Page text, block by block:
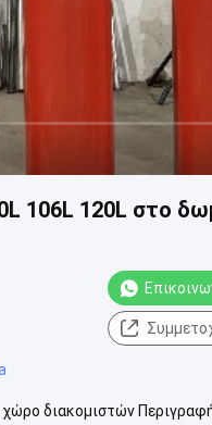
106L 120L στο
διακομιστών